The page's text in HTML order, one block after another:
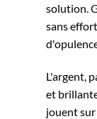
solution.
sans
L'argent,
et
jouent